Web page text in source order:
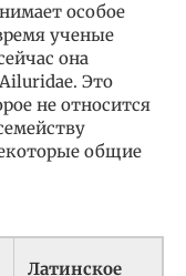
особое
ученые
она
Это
не относится
общие
Латинское